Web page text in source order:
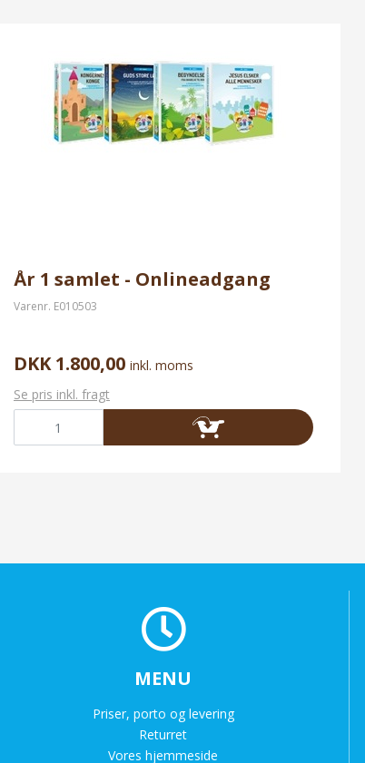
År 1 samlet - Onlineadgang
Varenr. E010503
DKK 1.800,00 inkl. moms
Se pris inkl. fragt
MENU
Priser, porto og levering
Returret
Vores hjemmeside